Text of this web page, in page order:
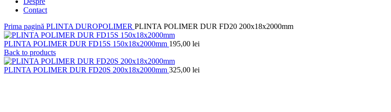
Contact
Prima pagină PLINTA DUROPOLIMER PLINTA POLIMER DUR FD20 200x18x2000mm
PLINTA POLIMER DUR FD15S 150x18x2000mm 195,00 lei
Back to products
PLINTA POLIMER DUR FD20S 200x18x2000mm 325,00 lei